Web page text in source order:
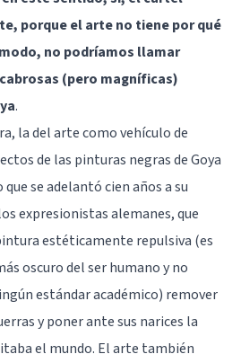
porque el arte no tiene por qué
no podríamos llamar
(pero magníficas)
.
la del arte como vehículo de
de las pinturas negras de Goya
se adelantó cien años a su
expresionistas alemanes, que
estéticamente repulsiva (es
oscuro del ser humano y no
estándar académico) remover
y poner ante sus narices la
el mundo. El arte también